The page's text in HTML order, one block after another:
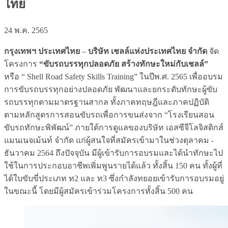
ไทย
24 พ.ค. 2565
กรุงเทพฯ ประเทศไทย – บริษัท เชลล์แห่งประเทศไทย จำกัด จัด
โครงการ “ขับรถบรรทุกปลอดภัย สร้างทักษะใหม่กับเชลล์”
หรือ “ Shell Road Safety Skills Training” ในปีพ.ศ. 2565 เพื่ออบรม
การขับรถบรรทุกอย่างปลอดภัย พัฒนาและยกระดับทักษะผู้ขับ
รถบรรทุกตามมาตรฐานสากล ทั้งภาคทฤษฎีและภาคปฏิบัติ
ตามหลักสูตรการสอนขับรถเพื่อการขนส่งจาก “โรงเรียนสอน
ขับรถทักษะพิพัฒน์” ภายใต้การดูแลของบริษัท เอสซีจีโลจิสติกส์
แมนเนจเม้นท์ จำกัด แก่ผู้สนใจที่สมัครเข้ามาในช่วงตุลาคม -
ธันวาคม 2564 ถึงปัจจุบัน มีผู้เข้ารับการอบรมและได้นำทักษะไป
ใช้ในการประกอบอาชีพเพิ่มพูนรายได้แล้ว ทั้งสิ้น 150 คน ทั้งผู้ที่
ได้ใบขับขี่ประเภท ท2 และ ท3 ซึ่งกำลังทยอยเข้ารับการอบรมอยู่
ในขณะนี้ โดยมีผู้สมัครเข้าร่วมโครงการทั้งสิ้น 500 คน